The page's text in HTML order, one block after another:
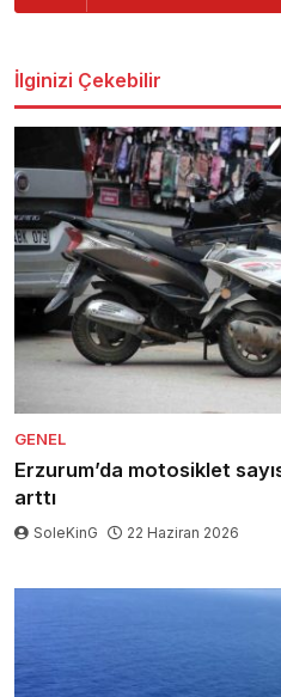
İlginizi Çekebilir
GENEL
Erzurum’da motosiklet
arttı
SoleKinG 22 Haziran 2026